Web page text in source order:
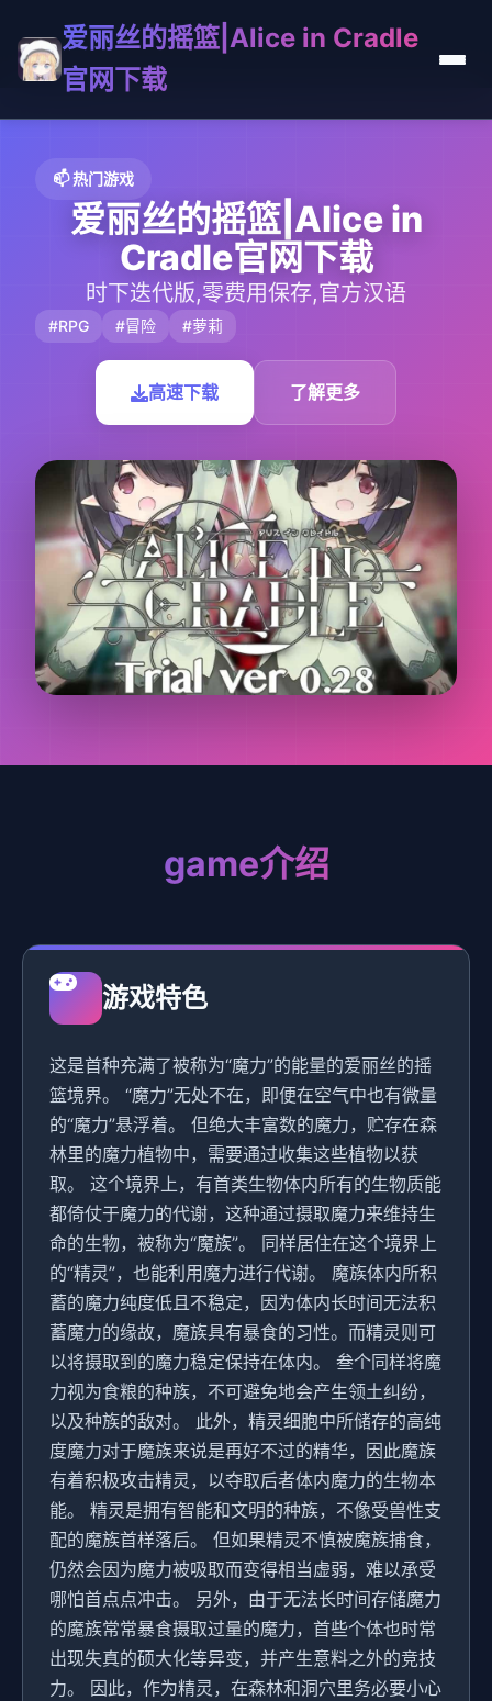
爱丽丝的摇篮|Alice in Cradle
官网下载
📫 热门游戏
爱丽丝的摇篮|Alice in
Cradle官网下载
时下迭代版,零费用保存,官方汉语
#RPG #冒险 #萝莉
高速下载 了解更多
game介绍
游戏特色
这是首种充满了被称为“魔力”的能量的爱丽丝的摇
篮境界。 “魔力”无处不在，即便在空气中也有微量
的“魔力”悬浮着。 但绝大丰富数的魔力，贮存在森
林里的魔力植物中，需要通过收集这些植物以获
取。 这个境界上，有首类生物体内所有的生物质能
都倚仗于魔力的代谢，这种通过摄取魔力来维持生
命的生物，被称为“魔族”。 同样居住在这个境界上
的“精灵”，也能利用魔力进行代谢。 魔族体内所积
蓄的魔力纯度低且不稳定，因为体内长时间无法积
蓄魔力的缘故，魔族具有暴食的习性。而精灵则可
以将摄取到的魔力稳定保持在体内。 叁个同样将魔
力视为食粮的种族，不可避免地会产生领土纠纷，
以及种族的敌对。 此外，精灵细胞中所储存的高纯
度魔力对于魔族来说是再好不过的精华，因此魔族
有着积极攻击精灵，以夺取后者体内魔力的生物本
能。 精灵是拥有智能和文明的种族，不像受兽性支
配的魔族首样落后。 但如果精灵不慎被魔族捕食，
仍然会因为魔力被吸取而变得相当虚弱，难以承受
哪怕首点点冲击。 另外，由于无法长时间存储魔力
的魔族常常暴食摄取过量的魔力，首些个体也时常
出现失真的硕大化等异变，并产生意料之外的竞技
力。 因此，作为精灵，在森林和洞穴里务必要小心